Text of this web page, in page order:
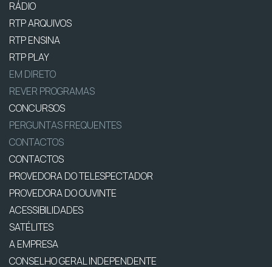
RÁDIO
RTP ARQUIVOS
RTP ENSINA
RTP PLAY
EM DIRETO
REVER PROGRAMAS
CONCURSOS
PERGUNTAS FREQUENTES
CONTACTOS
CONTACTOS
PROVEDORA DO TELESPECTADOR
PROVEDORA DO OUVINTE
ACESSIBILIDADES
SATÉLITES
A EMPRESA
CONSELHO GERAL INDEPENDENTE